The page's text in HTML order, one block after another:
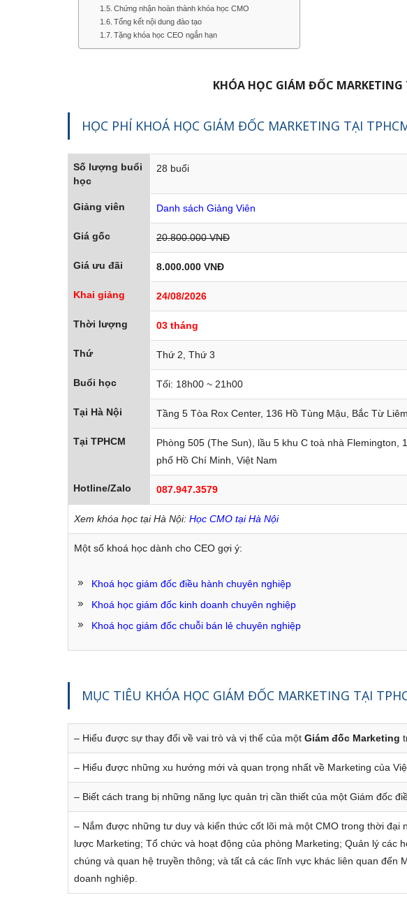
Chứng nhận hoàn thành khóa học CMO
Tổng kết nội dung đào tạo
Tặng khóa học CEO ngắn hạn
KHÓA HỌC GIÁM ĐỐC
HỌC PHÍ KHOÁ HỌC GIÁM ĐỐC MARKETING TẠI
Số lượng buổi
học
28 buổi
Giảng viên Danh sách Giảng Viên
Giá gốc 20.800.000 VNĐ
Giá ưu đãi 8.000.000 VNĐ
Khai giảng 24/08/2026
Thời lượng 03 tháng
Thứ Thứ 2, Thứ 3
Buổi học Tối: 18h00 ~ 21h00
Tại Hà Nội Tầng 5 Tòa Rox Center, 136 Hồ Tùng Mậu, Bắc Từ
Tại TPHCM
Phòng 505 (The Sun), lầu 5 khu C toà nhà
phố Hồ Chí Minh, Việt Nam
Hotline/Zalo 087.947.3579
Xem khóa học tại Hà Nội: Học CMO tại Hà Nội
Một số khoá học dành cho CEO gợi ý:
Khoá học giám đốc điều hành chuyên nghiệp
Khoá học giám đốc kinh doanh chuyên nghiệp
Khoá học giám đốc chuỗi bán lẻ chuyên nghiệp
MỤC TIÊU KHÓA HỌC GIÁM ĐỐC MARKETING TẠI
– Hiểu được sự thay đổi về vai trò và vị thế của một Giám đốc Marketing
– Hiểu được những xu hướng mới và quan trọng nhất về Marketing của
– Biết cách trang bị những năng lực quản trị cần thiết của một Giám đốc
– Nắm được những tư duy và kiến thức cốt lõi mà một CMO trong thời đại
lược Marketing; Tổ chức và hoạt động của phòng Marketing; Quản lý các
chúng và quan hệ truyền thông; và tất cả các lĩnh vực khác liên quan đến
doanh nghiệp.
HOT
Ưu đãi
2
CPO - Giám
[ZOOM ONLINE] Khoá học